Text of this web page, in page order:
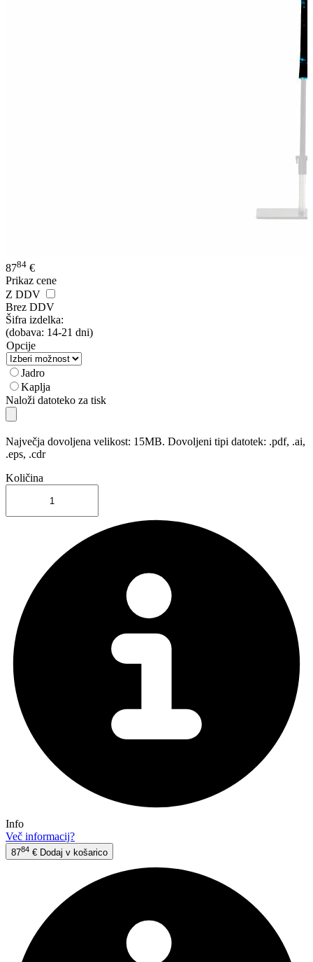
8784 €
Prikaz cene
Z DDV
Brez DDV
Šifra izdelka:
(dobava: 14-21 dni)
Opcije
Jadro
Kaplja
Naloži datoteko za tisk
Največja dovoljena velikost: 15MB. Dovoljeni tipi datotek: .pdf, .ai,
.eps, .cdr
Količina
Info
Več informacij?
8784 € Dodaj v košarico